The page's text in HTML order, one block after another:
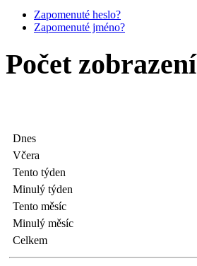
Zapomenuté heslo?
Zapomenuté jméno?
Počet zobrazení
Dnes
Včera
Tento týden
Minulý týden
Tento měsíc
Minulý měsíc
Celkem